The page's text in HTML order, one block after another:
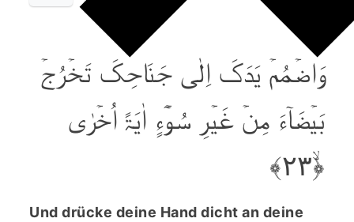
وَاضۡمُمۡ یَدَکَ اِلٰی جَنَاحِکَ تَخۡرُجۡ
بَیۡضَآءَ مِنۡ غَیۡرِ سُوۡٓءٍ اٰیَۃً اُخۡرٰی
﴿ۙ۲۳﴾
Und drücke deine Hand dicht an deine